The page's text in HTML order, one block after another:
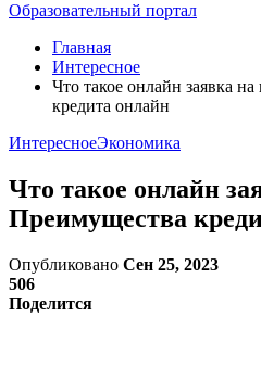
Образовательный портал
Главная
Интересное
Что такое онлайн заявка
кредита онлайн
ИнтересноеЭкономика
Что такое онлайн
Преимущества
Опубликовано Сен 25, 2023
506
Поделится